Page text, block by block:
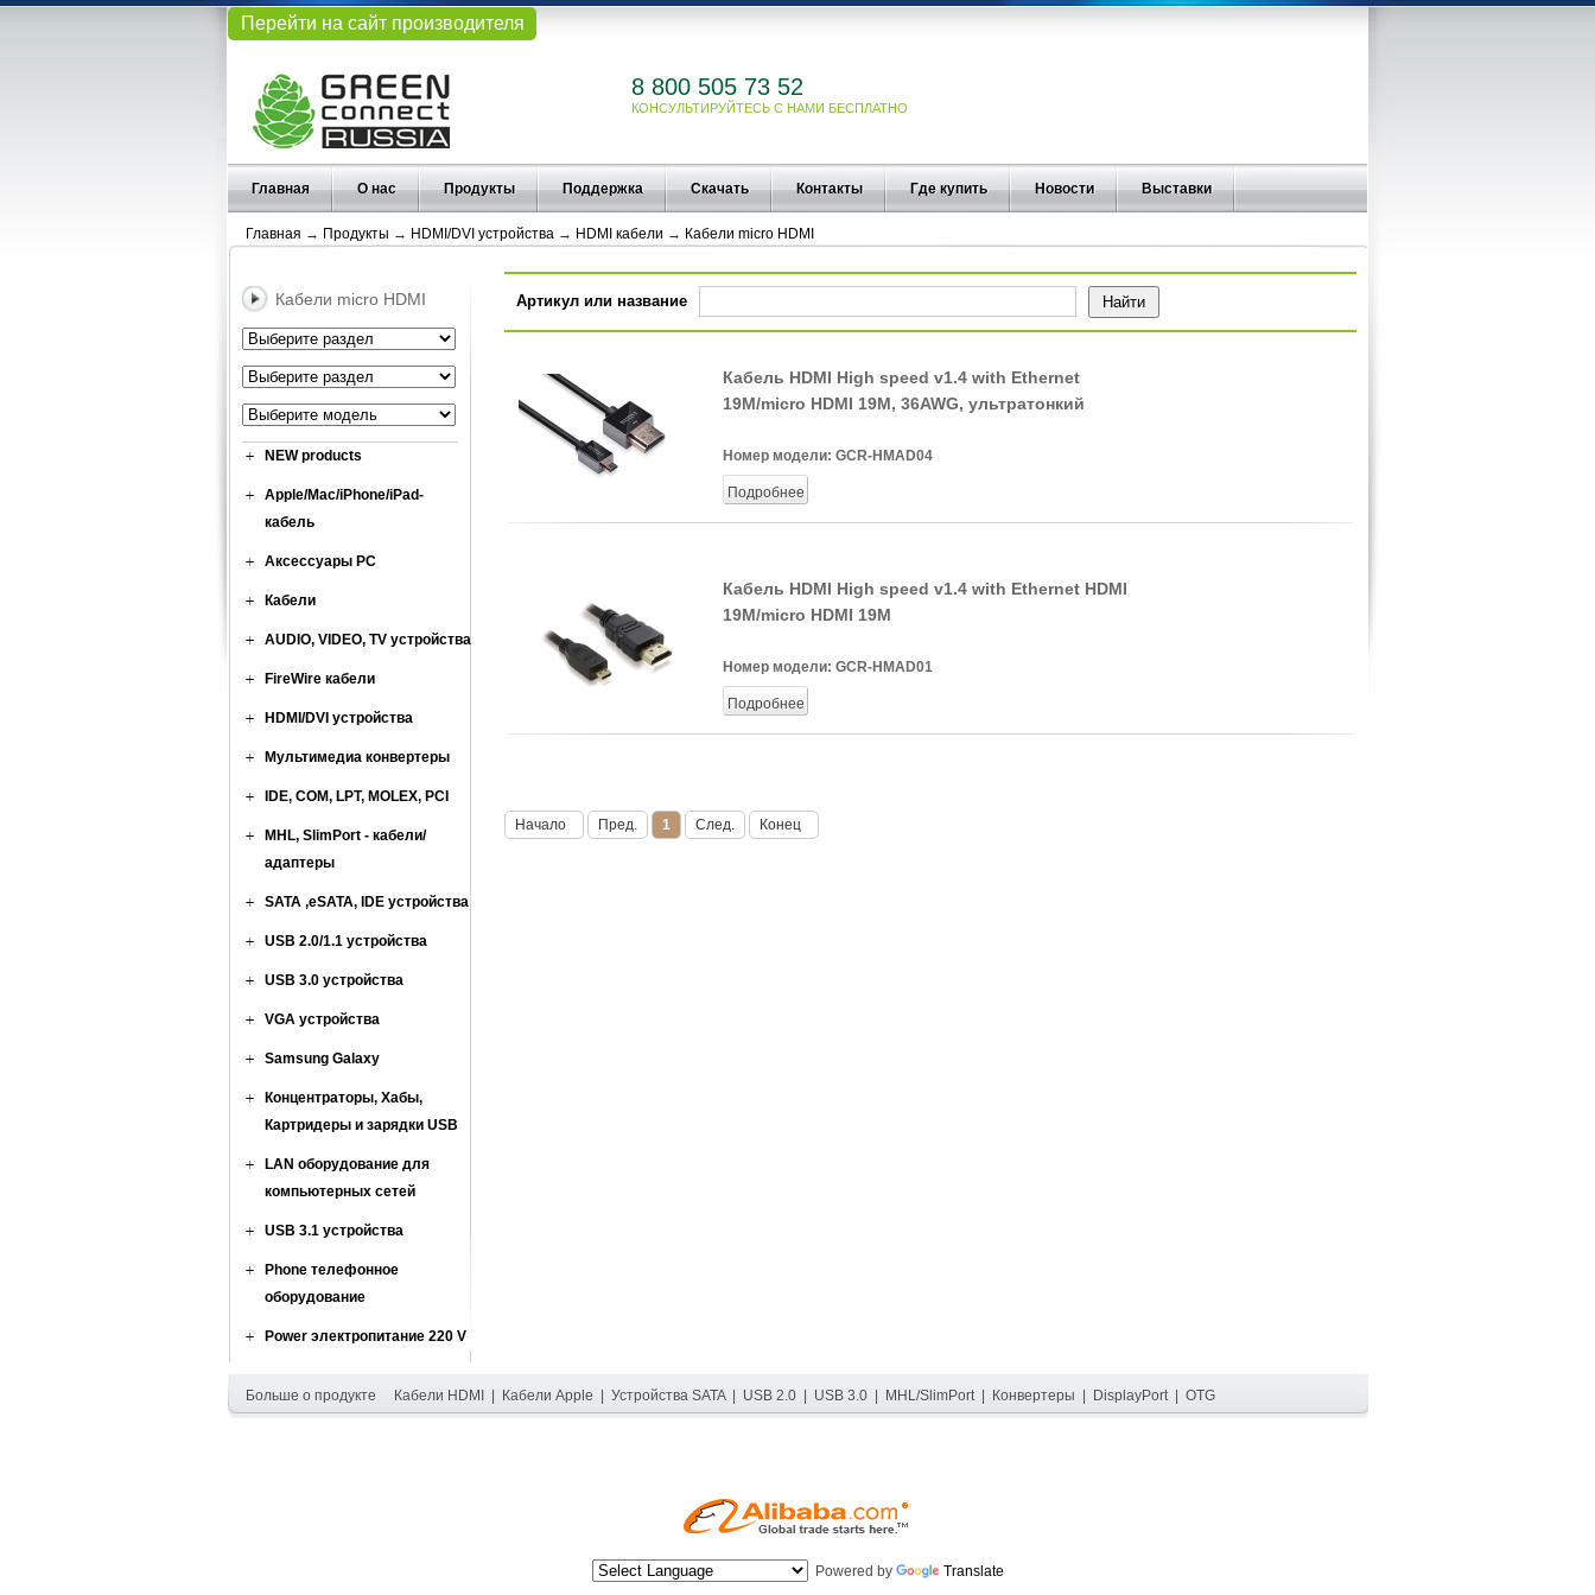
Перейти на сайт производителя
8 800 505 73 52
КОНСУЛЬТИРУЙТЕСЬ С НАМИ БЕСПЛАТНО
Главная О нас Продукты Поддержка Скачать Контакты Где купить Новости Выставки
Главная → Продукты → HDMI/DVI устройства → HDMI кабели → Кабели micro HDMI
Кабели micro HDMI
NEW products
Apple/Mac/iPhone/iPad-
кабель
Аксессуары PC
Кабели
AUDIO, VIDEO, TV устройства
FireWire кабели
HDMI/DVI устройства
Мультимедиа конвертеры
IDE, COM, LPT, MOLEX, PCI
MHL, SlimPort - кабели/
адаптеры
SATA ,eSATA, IDE устройства
USB 2.0/1.1 устройства
USB 3.0 устройства
VGA устройства
Samsung Galaxy
Концентраторы, Хабы,
Картридеры и зарядки USB
LAN оборудование для
компьютерных сетей
USB 3.1 устройства
Phone телефонное
оборудование
Power электропитание 220 V
Артикул или название
Кабель HDMI High speed v1.4 with Ethernet
19M/micro HDMI 19M, 36AWG, ультратонкий
Номер модели: GCR-HMAD04
Подробнее
Кабель HDMI High speed v1.4 with Ethernet HDMI
19M/micro HDMI 19M
Номер модели: GCR-HMAD01
Подробнее
Начало Пред. 1 След. Конец
Больше о продукте Кабели HDMI Кабели Apple Устройства SATA| USB 2.0| USB 3.0| MHL/SlimPort| Конвертеры DisplayPort| OTG
Powered by Translate